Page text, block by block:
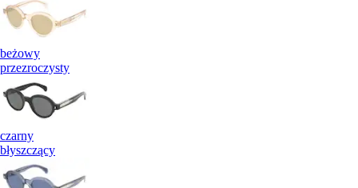
beżowy
przezroczysty
czarny
błyszczący